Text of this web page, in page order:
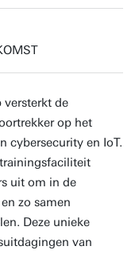
versterkt de
op het
cybersecurity en IoT.
uit om in de
zo samen
Deze unieke
van